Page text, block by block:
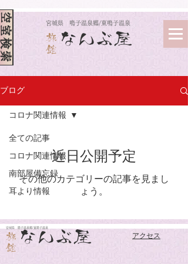
​宮城県 鳴子温泉郷/東鳴子温泉
旅
館
なんぶ屋
空室検索
ブログ
全ての記事
コロナ関連情報
南部屋備忘録
耳より情報
コロナ関連情報
近日公開予定
その他のカテゴリーの記事を見まし
ょう。
旅
館
​宮城県 鳴子温泉郷/東鳴子温泉
なんぶ屋 アクセス